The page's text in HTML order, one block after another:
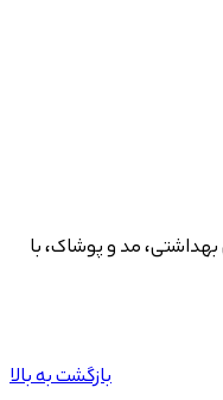
بهداشتی، مد و پوشاک، با
بازگشت به بالا